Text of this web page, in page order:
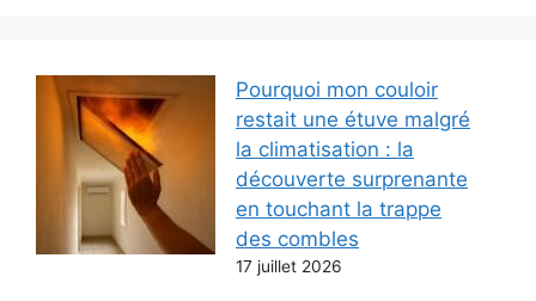
Pourquoi mon couloir
restait une étuve malgré
la climatisation : la
découverte surprenante
en touchant la trappe
des combles
17 juillet 2026